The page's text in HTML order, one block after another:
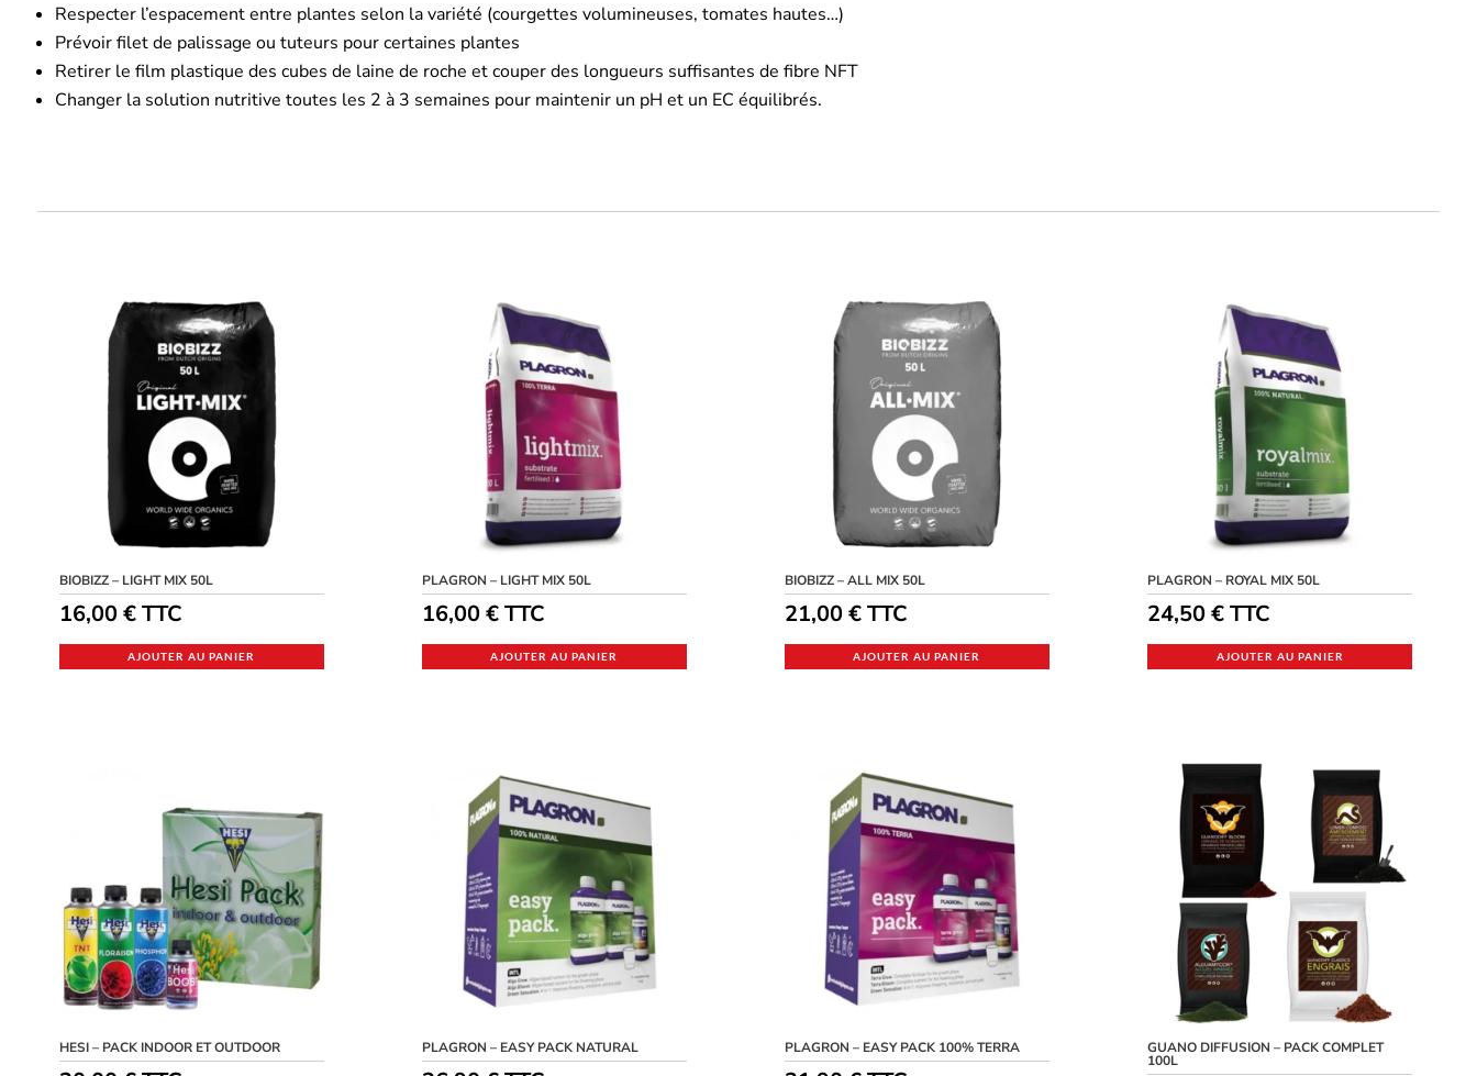
Respecter l’espacement entre plantes selon la variété (courgettes volumineuses, tomates hautes…)
Prévoir filet de palissage ou tuteurs pour certaines plantes
Retirer le film plastique des cubes de laine de roche et couper des longueurs suffisantes de fibre NFT
Changer la solution nutritive toutes les 2 à 3 semaines pour maintenir un pH et un EC équilibrés.
BIOBIZZ – LIGHT MIX 50L
16,00€ TTC
AJOUTER AU PANIER
PLAGRON – LIGHT MIX 50L
16,00€TTC
AJOUTER AU PANIER
BIOBIZZ – ALL MIX 50L
21,00€TTC
AJOUTER AU PANIER
PLAGRON – ROYAL MIX 50L
24,50€TTC
AJOUTER AU PANIER
HESI – PACK INDOOR ET OUTDOOR PLAGRON – EASY PACK NATURAL PLAGRON – EASY PACK 100% TERRA GUANO DIFFUSION – PACK COMPLET
100L